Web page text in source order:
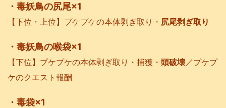
・毒妖鳥の尻尾×1
【下位・上位】プケプケの本体剥ぎ取り・ 尻尾剥ぎ取り
・毒妖鳥の喉袋×1
【下位】プケプケの本体剥ぎ取り・捕獲・ 頭破壊／プケプ
ケのクエスト報酬
・毒袋×1